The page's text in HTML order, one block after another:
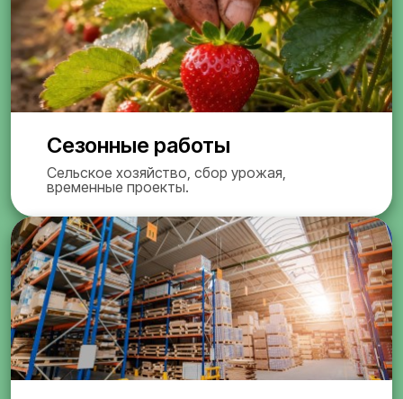
Сезонные работы
Сельское хозяйство, сбор урожая,
временные проекты.